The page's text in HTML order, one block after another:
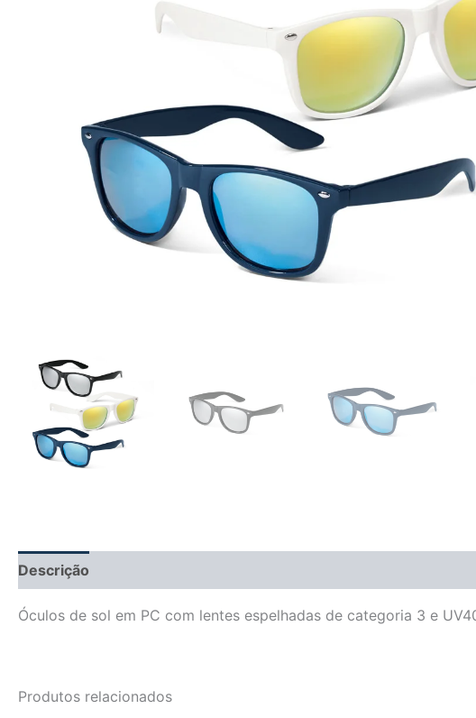
Descrição
Óculos de sol em PC com lentes espelhadas de categoria 3 e
Produtos relacionados